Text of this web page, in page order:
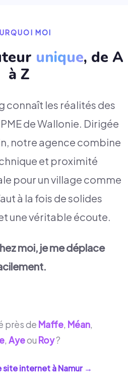
MOI
unique, de A
à Z
connaît les réalités des
de Wallonie. Dirigée
notre agence combine
et proximité
pour un village comme
à la fois de solides
une véritable écoute.
moi, je me déplace
près de Maffe, Méan,
, Ayeou Roy?
site internet àNamur →